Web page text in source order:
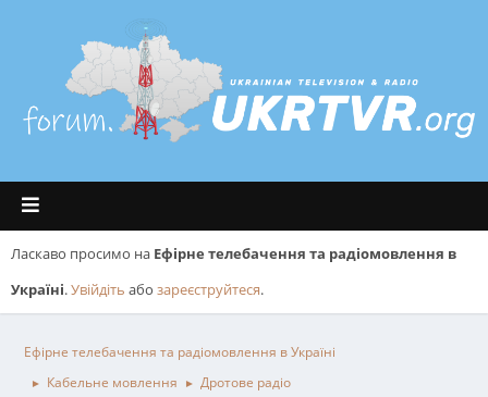
Ласкаво просимо на Ефірне телебачення та радіомовлення в
Україні.Увійдіть або зареєструйтеся.
Ефірне телебачення та радіомовлення в Україні
► Кабельне мовлення ► Дротове радіо